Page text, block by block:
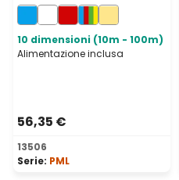
prolungabile, IP67
10 dimensioni (10m - 100m)
Alimentazione inclusa
56,35 €
13506
Serie: PML